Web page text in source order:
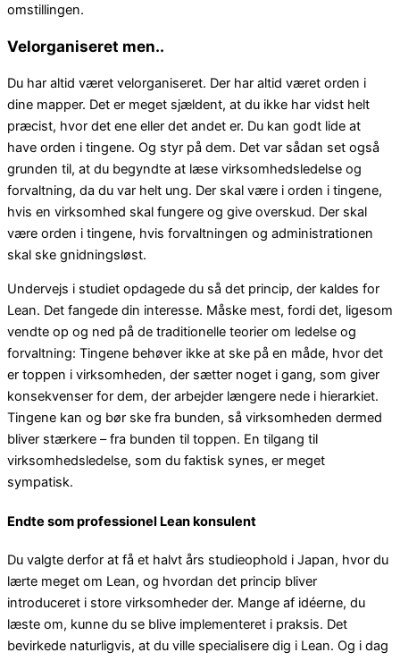
omstillingen.
Velorganiseret men..
Du har altid været velorganiseret. Der har altid været orden i
dine mapper. Det er meget sjældent, at du ikke har vidst helt
præcist, hvor det ene eller det andet er. Du kan godt lide at
have orden i tingene. Og styr på dem. Det var sådan set også
grunden til, at du begyndte at læse virksomhedsledelse og
forvaltning, da du var helt ung. Der skal være i orden i tingene,
hvis en virksomhed skal fungere og give overskud. Der skal
være orden i tingene, hvis forvaltningen og administrationen
skal ske gnidningsløst.
Undervejs i studiet opdagede du så det princip, der kaldes for
Lean. Det fangede din interesse. Måske mest, fordi det, ligesom
vendte op og ned på de traditionelle teorier om ledelse og
forvaltning: Tingene behøver ikke at ske på en måde, hvor det
er toppen i virksomheden, der sætter noget i gang, som giver
konsekvenser for dem, der arbejder længere nede i hierarkiet.
Tingene kan og bør ske fra bunden, så virksomheden dermed
bliver stærkere – fra bunden til toppen. En tilgang til
virksomhedsledelse, som du faktisk synes, er meget
sympatisk.
Endte som professionel Lean konsulent
Du valgte derfor at få et halvt års studieophold i Japan, hvor du
lærte meget om Lean, og hvordan det princip bliver
introduceret i store virksomheder der. Mange af idéerne, du
læste om, kunne du se blive implementeret i praksis. Det
bevirkede naturligvis, at du ville specialisere dig i Lean. Og i dag